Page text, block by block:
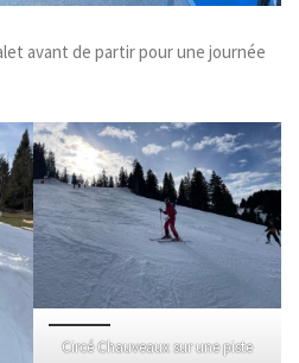
avant de partir pour une journée
Circé Chauveaux sur une piste